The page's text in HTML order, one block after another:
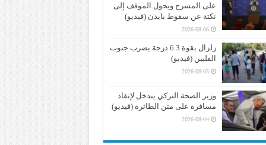
على المسرح ويحول الموقف إلى
نكتة عن سقوط بايدن (فيديو)
2026-08-06
زلزال بقوة 6.3 درجة يضرب جنوب
الفلبين (فيديو)
2026-08-05
وزير الصحة التركي يتدخل لإنقاذ
مسافرة على متن الطائرة (فيديو)
2026-08-04